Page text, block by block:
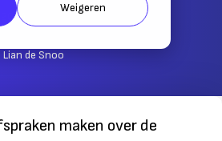
Weigeren
2024
Lian de Snoo
maken over de